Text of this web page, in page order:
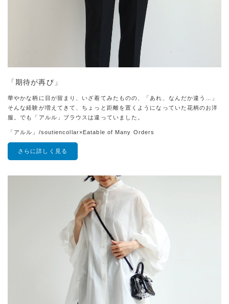
「期待が再び」
華やかな柄に目が留まり、いざ着てみたものの、「あれ、なんだか違う…」
そんな経験が増えてきて、ちょっと距離を置くようになっていた花柄のお洋
服。でも「アルル」ブラウスは違っていました。
「アルル」/soutiencollar×Eatable of Many Orders
さらに詳しく見る